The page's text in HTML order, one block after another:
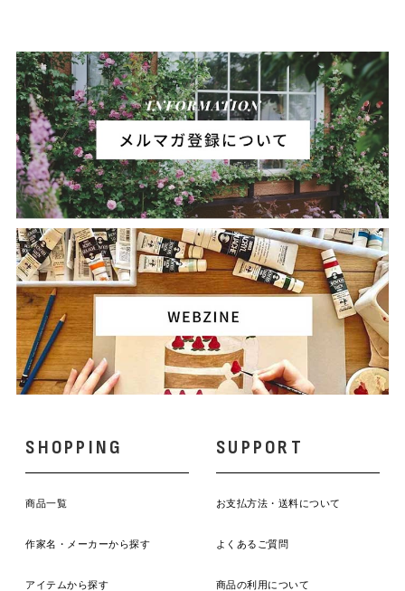
SHOPPING
商品一覧
作家名・メーカーから探す
アイテムから探す
SUPPORT
お支払方法・送料について
よくあるご質問
商品の利用について